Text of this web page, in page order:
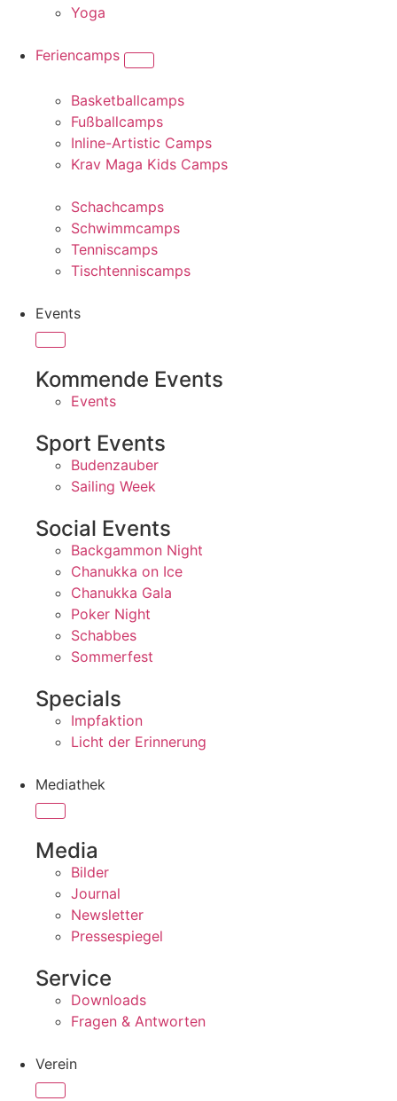
Yoga
Feriencamps
Basketballcamps
Fußballcamps
Inline-Artistic Camps
Krav Maga Kids Camps
Schachcamps
Schwimmcamps
Tenniscamps
Tischtenniscamps
Events
Kommende Events
Events
Sport Events
Budenzauber
Sailing Week
Social Events
Backgammon Night
Chanukka on Ice
Chanukka Gala
Poker Night
Schabbes
Sommerfest
Specials
Impfaktion
Licht der Erinnerung
Mediathek
Media
Bilder
Journal
Newsletter
Pressespiegel
Service
Downloads
Fragen & Antworten
Verein